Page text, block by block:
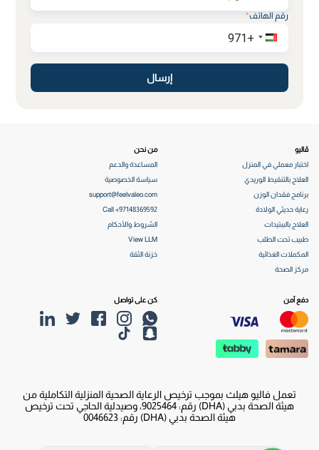
رقم الهاتف*
إرسال
ڤاليو
اختبار معملي في المنزل
العلاج بالتنقيط الوريدي
برنامج فقدان الوزن
رعاية حديثي الولادة
العلاج بالببتيدات
طبيب تحت الطلب
المكملات الغذائية
مركز الصحة
من نحن
المساعدة والدعم
سياسة الخصوصية
support@feelvaleo.com
Call +97148369592
الشروط والأحكام
View LLM
خزنة الثقة
دفع آمن كن على تواصل
تعمل فاليو هيلث بموجب ترخيص الرعاية الصحية المنزلية التكاملية من
هيئة الصحة بدبي (DHA) رقم: 9025464، وصيدلية الحاجي تحت ترخيص
هيئة الصحة بدبي (DHA) رقم: 0046623